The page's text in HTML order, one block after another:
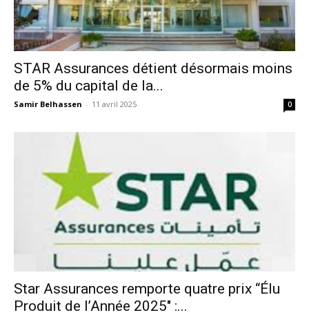
STAR Assurances détient désormais moins
de 5% du capital de la...
Samir Belhassen - 11 avril 2025 0
Star Assurances remporte quatre prix “Élu
Produit de l’Année 2025″ :...